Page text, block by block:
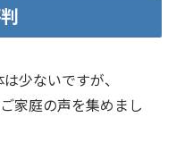
少ないですが、
家庭の声を集めまし